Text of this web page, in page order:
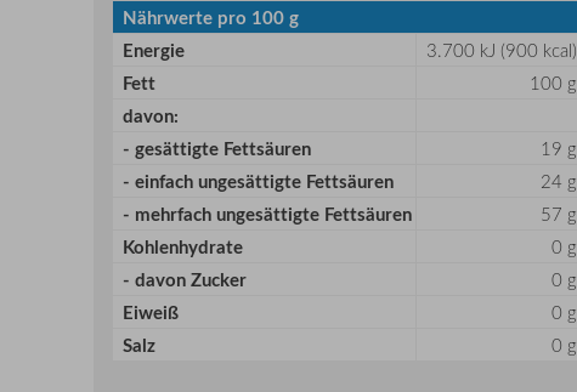
Nährwerte pro 100 g
Energie
3.700 kJ (900 kcal)
Fett 100 g
davon:
- gesättigte Fettsäuren
19 g
- einfach ungesättigte Fettsäuren 24 g
- mehrfach ungesättigte Fettsäuren 57 g
Kohlenhydrate 0 g
- davon Zucker 0 g
Eiweiß 0 g
Salz 0 g